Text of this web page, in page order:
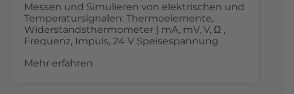
Messen und Simulieren von elektrischen und
Temperatursignalen: Thermoelemente,
Widerstandsthermometer | mA, mV, V, Ω ,
Frequenz, Impuls, 24 V Speisespannung
Mehr erfahren